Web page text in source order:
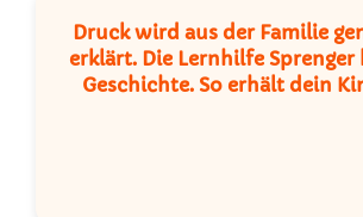
Druck wird aus der Familie
erklärt. Die Lernhilfe Sprenger
Geschichte. So erhält dein